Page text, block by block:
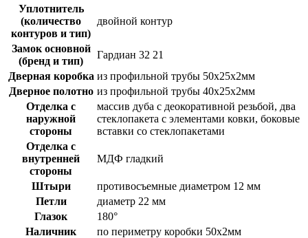
Уплотнитель
(количество
контуров и тип)
двойной контур
Замок основной
(бренд и тип)
Гардиан 32 21
Дверная коробка из профильной трубы 50х25х2мм
Дверное полотно из профильной трубы 40х25х2мм
Отделка с
наружной
стороны
массив дуба с деокоративной резьбой, два
стеклопакета с элементами ковки, боковые
вставки со стеклопакетами
Отделка с
внутренней
стороны
МДФ гладкий
Штыри
противосъемные диаметром 12 мм
Петли
диаметр 22 мм
Глазок
180°
Наличник
по периметру коробки 50х2мм